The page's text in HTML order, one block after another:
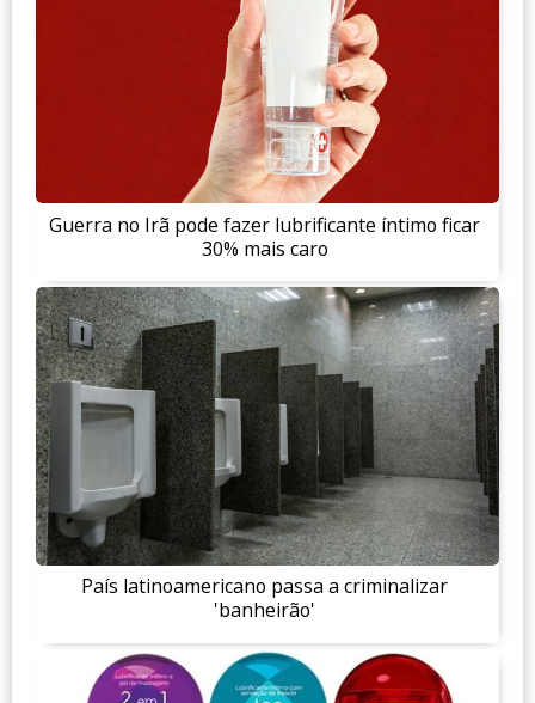
Guerra no Irã pode fazer lubrificante íntimo ficar
30% mais caro
País latinoamericano passa a criminalizar
'banheirão'